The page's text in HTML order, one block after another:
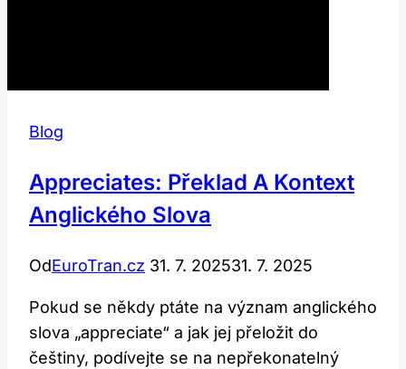
Blog
Appreciates: Překlad A Kontext
Anglického Slova
OdEuroTran.cz 31. 7. 202531. 7. 2025
Pokud se někdy ptáte na význam anglického
slova „appreciate“ a jak jej přeložit do
češtiny, podívejte se na nepřekonatelný